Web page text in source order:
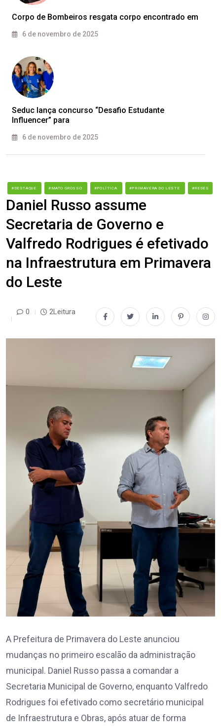
Corpo de Bombeiros resgata corpo encontrado em
6 de novembro de 2025
Seduc lança concurso “Desafio Estudante
Influencer” para
6 de novembro de 2025
#DESTAQUE #MATO GROSSO #POLÍTICA #PRIMAVERA DO LESTE #REDES
Daniel Russo assume
Secretaria de Governo e
Valfredo Rodrigues é efetivado
na Infraestrutura em Primavera
do Leste
0 2Leitura
A Prefeitura de Primavera do Leste anunciou
mudanças no primeiro escalão da administração
municipal. Daniel Russo passa a comandar a
Secretaria Municipal de Governo, enquanto Valfredo
Rodrigues foi efetivado como secretário municipal
de Infraestrutura e Obras, após atuar de forma